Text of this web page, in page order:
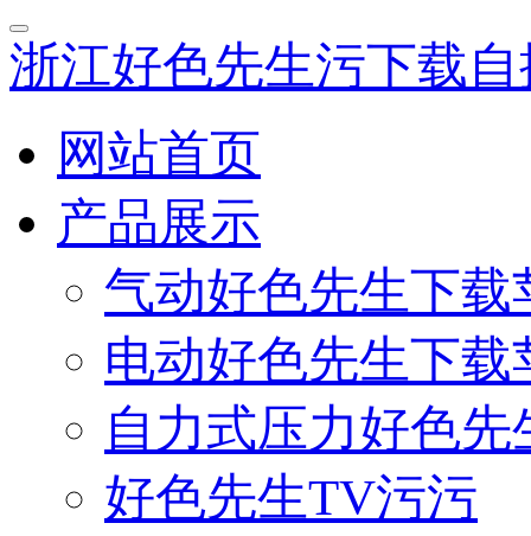
浙江好色先生污下载
网站首页
产品展示
气动好色先生下
电动好色先生下
自力式压力好色
好色先生TV污污